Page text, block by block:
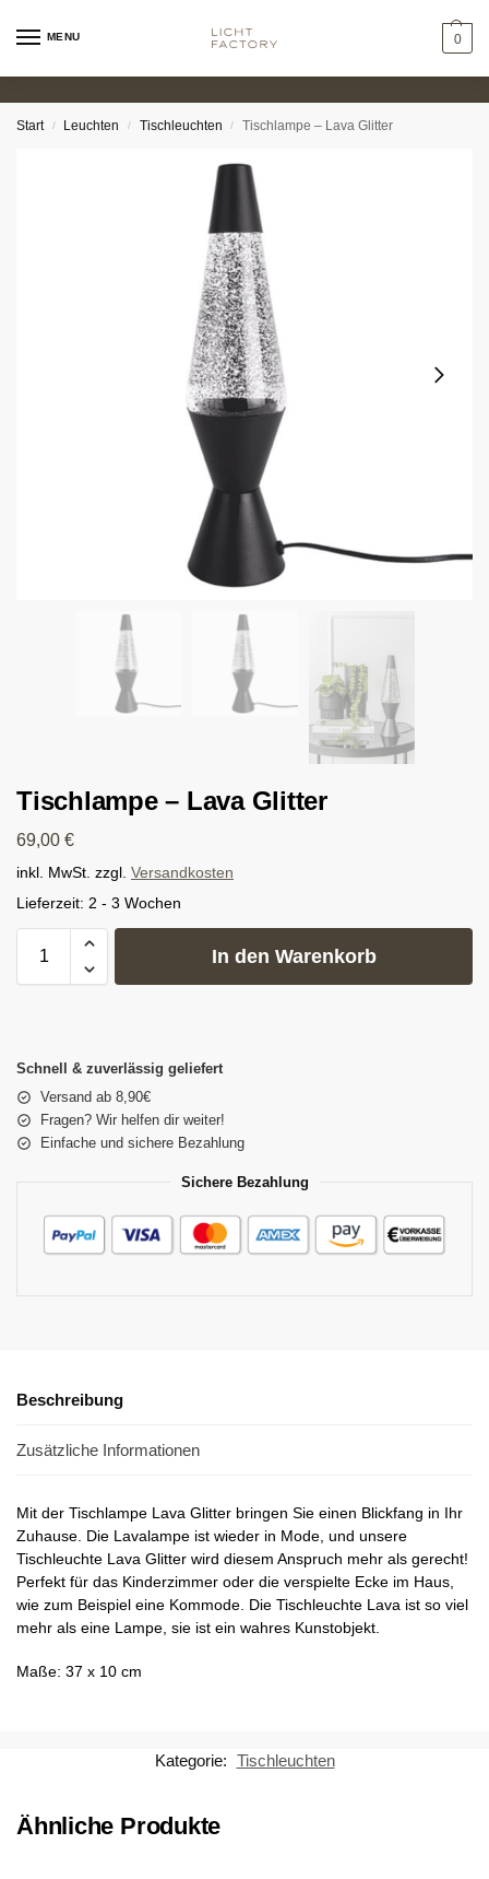
MENU 0
Start / Leuchten / Tischleuchten / Tischlampe – Lava Glitter
Tischlampe – Lava Glitter
69,00 €
inkl. MwSt. zzgl. Versandkosten
Lieferzeit: 2 - 3 Wochen
In den Warenkorb
Schnell & zuverlässig geliefert
Versand ab 8,90€
Fragen? Wir helfen dir weiter!
Einfache und sichere Bezahlung
Sichere Bezahlung
Beschreibung
Zusätzliche Informationen
Mit der Tischlampe Lava Glitter bringen Sie einen Blickfang in Ihr
Zuhause. Die Lavalampe ist wieder in Mode, und unsere
Tischleuchte Lava Glitter wird diesem Anspruch mehr als gerecht!
Perfekt für das Kinderzimmer oder die verspielte Ecke im Haus,
wie zum Beispiel eine Kommode. Die Tischleuchte Lava ist so viel
mehr als eine Lampe, sie ist ein wahres Kunstobjekt.
Maße: 37 x 10 cm
Kategorie: Tischleuchten
Ähnliche Produkte